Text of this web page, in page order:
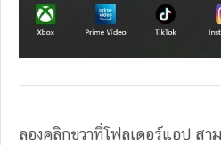
ลองคลิกขวาที่โฟลเดอร์แอป สา